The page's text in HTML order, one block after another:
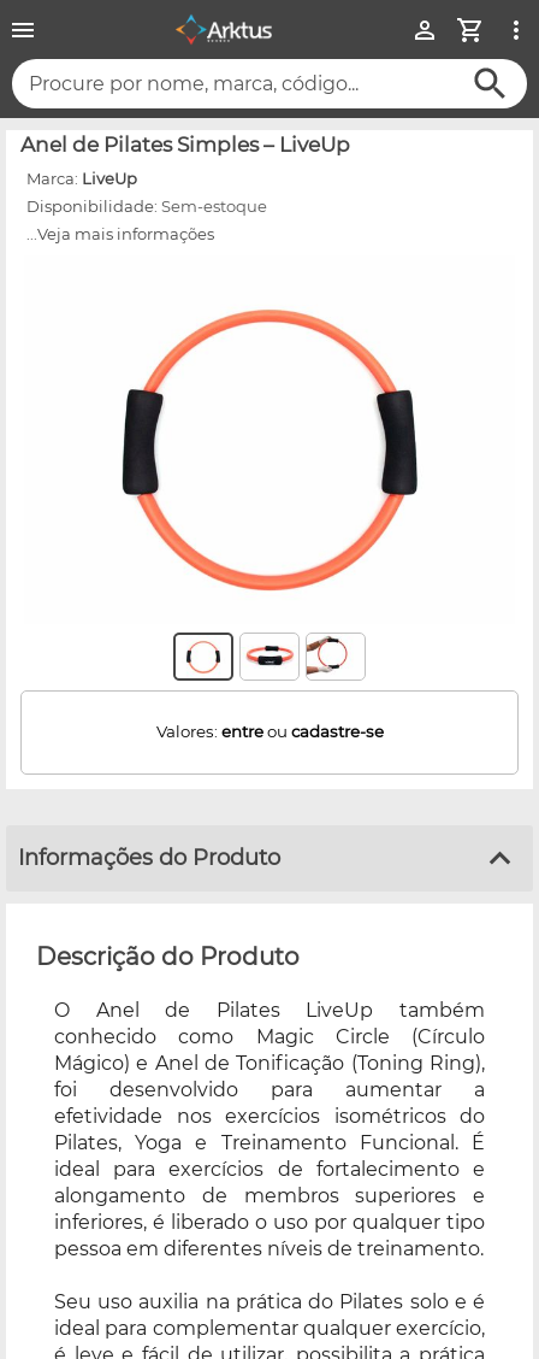
Procure por nome, marca, código...
Anel de Pilates Simples – LiveUp
Marca: LiveUp
Disponibilidade: Sem-estoque
...Veja mais informações
Valores: entreou cadastre-se
Informações do Produto
Descrição do Produto
O Anel de Pilates LiveUp também
conhecido como Magic Circle (Círculo
Mágico) e Anel de Tonificação (Toning Ring),
foi desenvolvido para aumentar a
efetividade nos exercícios isométricos do
Pilates, Yoga e Treinamento Funcional. É
ideal para exercícios de fortalecimento e
alongamento de membros superiores e
inferiores, é liberado o uso por qualquer tipo
pessoa em diferentes níveis de treinamento.
Seu uso auxilia na prática do Pilates solo e é
ideal para complementar qualquer exercício,